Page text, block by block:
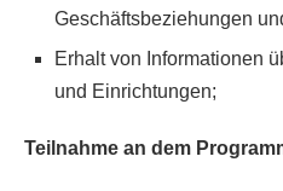
Geschäftsbeziehungen
Erhalt von Informationen
und Einrichtungen;
Teilnahme an dem